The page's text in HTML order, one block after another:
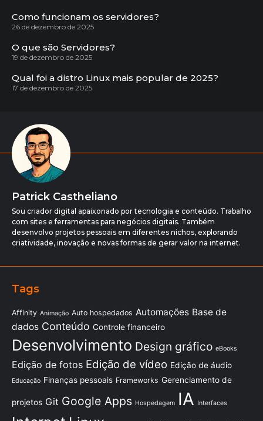
Como funcionam os servidores?
26 de dezembro de 2025
O que são Servidores?
19 de dezembro de 2025
Qual foi a distro Linux mais popular de 2025?
17 de dezembro de 2025
Patrick Castheliano
Sou criador digital apaixonado por tecnologia e conteúdo. Trabalho
com sites e ferramentas para negócios digitais. Também
desenvolvo projetos pessoais em diferentes nichos, explorando
criatividade, inovação e novas formas de gerar valor na internet.
Tags
Affinity Animação Auto hospedados Automações Base de
dados Conteúdo Controle financeiro
Desenvolvimento Design gráfico eBooks
Edição de fotos Edição de vídeo Edição de áudio
Educação Finanças pessoais Frameworks Gerenciamento de
projetos Git Google Apps Hospedagem IA Interfaces